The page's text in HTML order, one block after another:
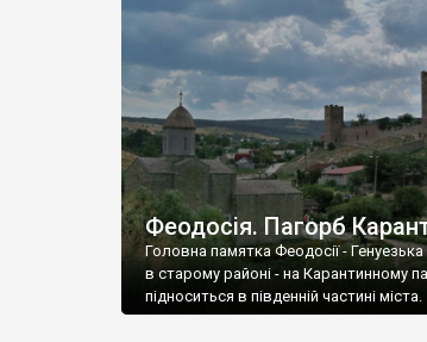
Феодосія. Пагорб
Головна памятка Феодосії -
в старому районі - на Карантинному
підноситься в південній частині міста.